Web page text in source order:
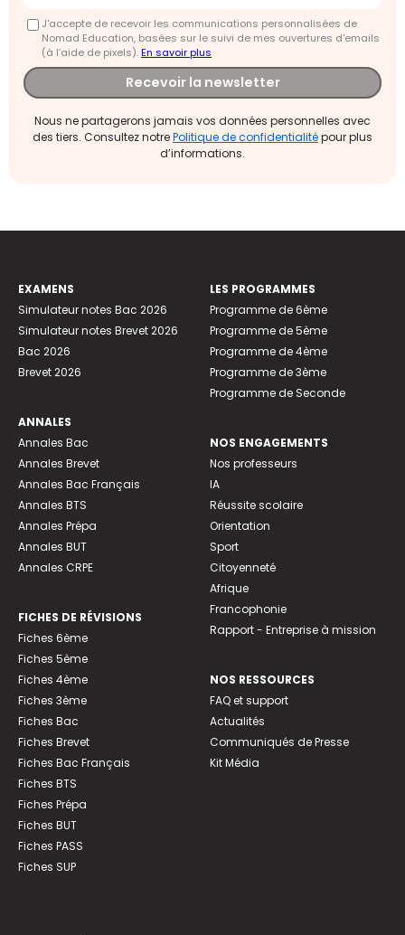
J'accepte de recevoir les communications personnalisées de
Nomad Education, basées sur le suivi de mes ouvertures d'emails
(à l’aide de pixels).En savoir plus
Recevoir la newsletter
Nous ne partagerons jamais vos données personnelles avec
des tiers. Consultez notrePolitique de confidentialitépour plus
d’informations.
EXAMENS
Simulateur notes Bac 2026
Simulateur notes Brevet 2026
Bac 2026
Brevet 2026
ANNALES
Annales Bac
Annales Brevet
Annales Bac Français
Annales BTS
Annales Prépa
Annales BUT
Annales CRPE
FICHES DE RÉVISIONS
Fiches 6ème
Fiches 5ème
Fiches 4ème
Fiches 3ème
Fiches Bac
Fiches Brevet
Fiches Bac Français
Fiches BTS
Fiches Prépa
Fiches BUT
Fiches PASS
Fiches SUP
LES PROGRAMMES
Programme de 6ème
Programme de 5ème
Programme de 4ème
Programme de 3ème
Programme de Seconde
NOS ENGAGEMENTS
Nos professeurs
IA
Réussite scolaire
Orientation
Sport
Citoyenneté
Afrique
Francophonie
Rapport - Entreprise à mission
NOS RESSOURCES
FAQ et support
Actualités
Communiqués de Presse
Kit Média